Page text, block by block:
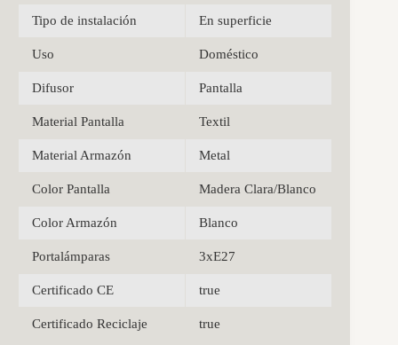
Tipo de instalación En superficie
Uso Doméstico
Difusor Pantalla
Material Pantalla Textil
Material Armazón Metal
Color Pantalla Madera Clara/Blanco
Color Armazón Blanco
Portalámparas 3xE27
Certificado CE true
Certificado Reciclaje true